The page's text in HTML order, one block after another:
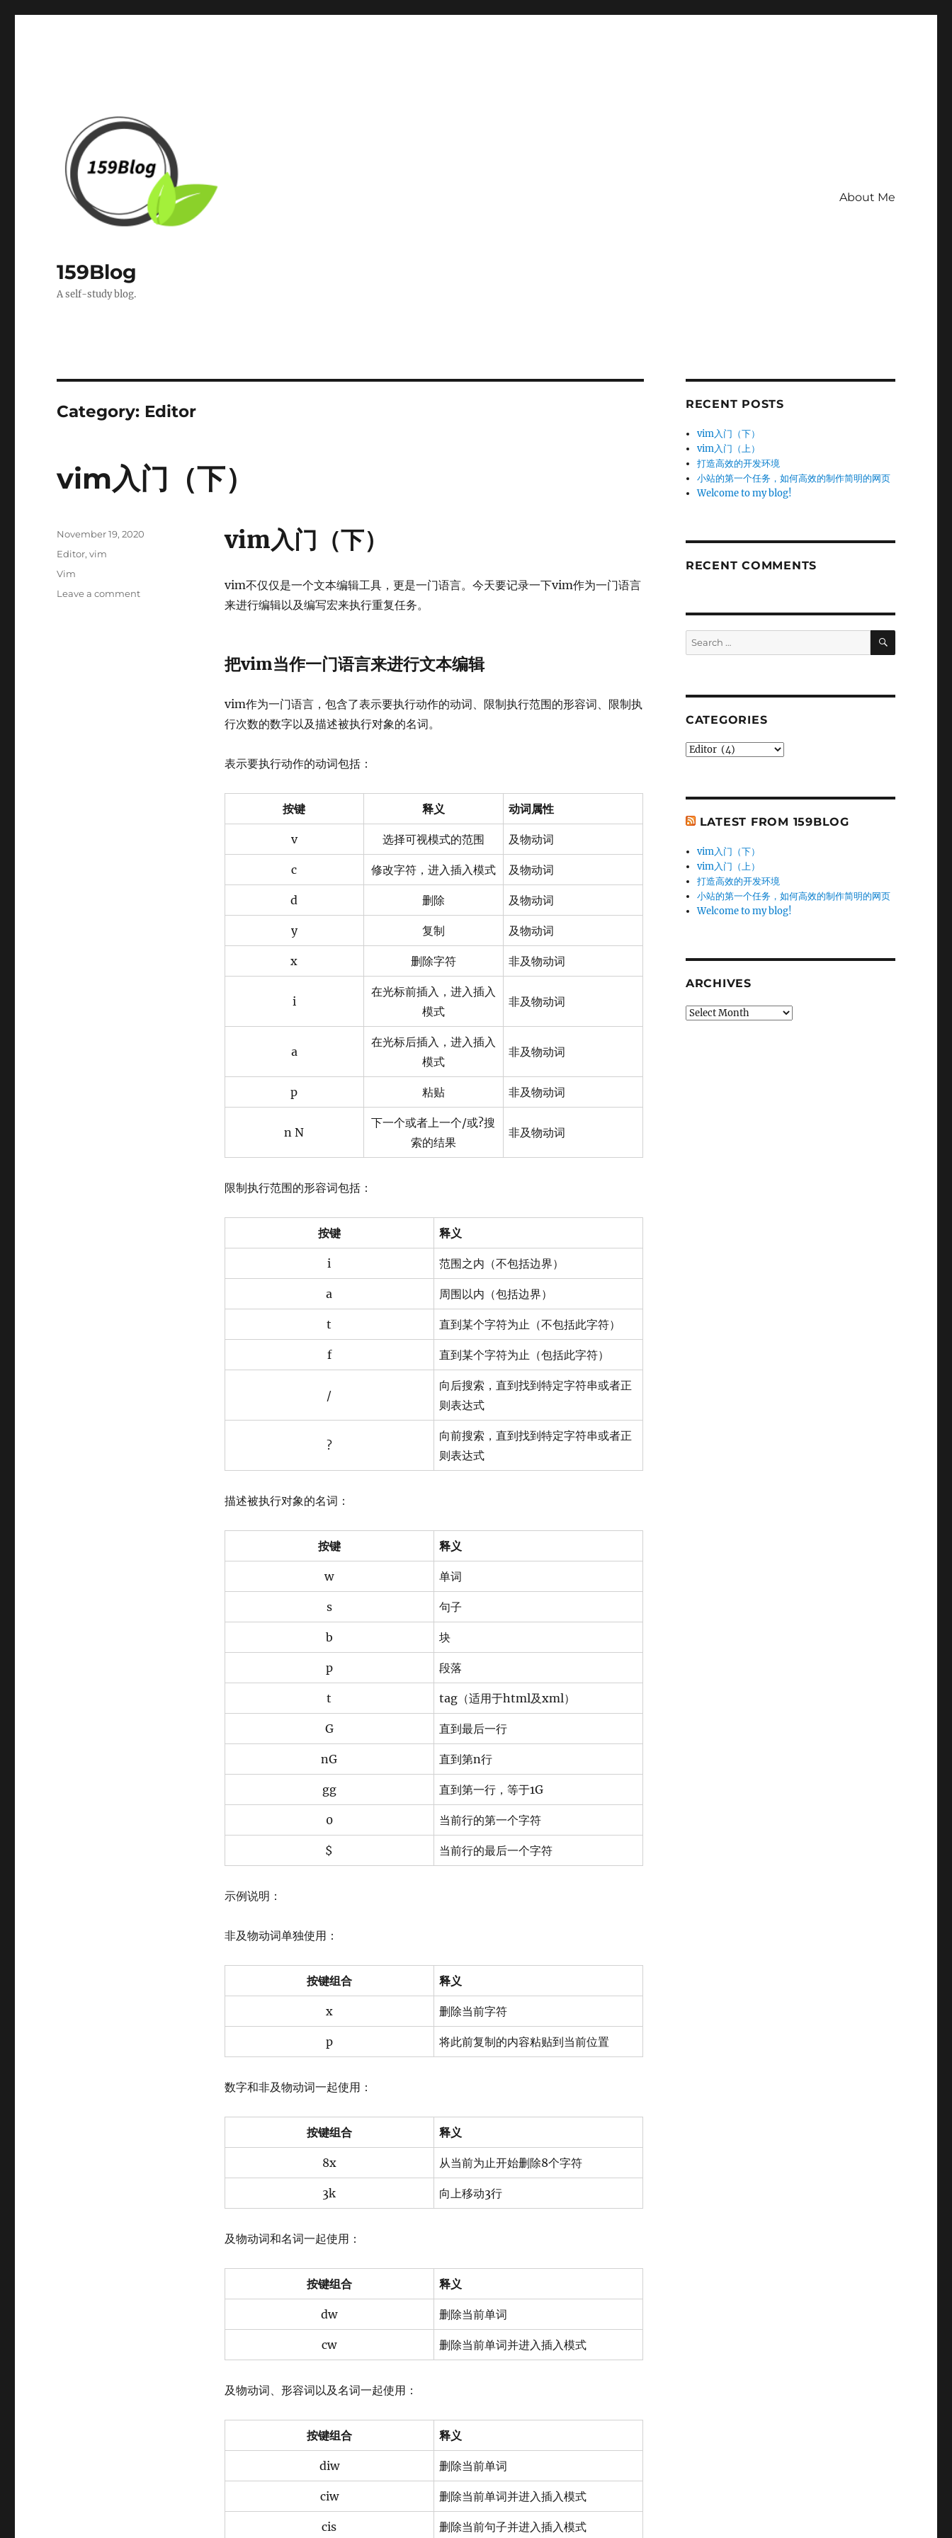
159Blog
A self-study blog.
About Me
Category: Editor
vim入门（下）
vim入门（下）
vim不仅仅是一个文本编辑工具，更是一门语言。今天要记录一下vim作为一门语言
来进行编辑以及编写宏来执行重复任务。
把vim当作一门语言来进行文本编辑
vim作为一门语言，包含了表示要执行动作的动词、限制执行范围的形容词、限制执
行次数的数字以及描述被执行对象的名词。
表示要执行动作的动词包括：
按键 释义 动词属性
v 选择可视模式的范围 及物动词
c 修改字符，进入插入模式 及物动词
d 删除 及物动词
y 复制 及物动词
x 删除字符 非及物动词
i
在光标前插入，进入插入
模式
非及物动词
a
在光标后插入，进入插入
模式
非及物动词
p 粘贴 非及物动词
n N
下一个或者上一个/或?搜
索的结果
非及物动词
限制执行范围的形容词包括：
按键 释义
i 范围之内（不包括边界）
a 周围以内（包括边界）
t 直到某个字符为止（不包括此字符）
f 直到某个字符为止（包括此字符）
/
向后搜索，直到找到特定字符串或者正
则表达式
?
向前搜索，直到找到特定字符串或者正
则表达式
描述被执行对象的名词：
按键 释义
w 单词
s 句子
b 块
p 段落
t tag（适用于html及xml）
G 直到最后一行
nG 直到第n行
gg 直到第一行，等于1G
0 当前行的第一个字符
$ 当前行的最后一个字符
示例说明：
非及物动词单独使用：
按键组合 释义
x 删除当前字符
p 将此前复制的内容粘贴到当前位置
数字和非及物动词一起使用：
按键组合 释义
8x 从当前为止开始删除8个字符
3k 向上移动3行
及物动词和名词一起使用：
按键组合 释义
dw 删除当前单词
cw 删除当前单词并进入插入模式
及物动词、形容词以及名词一起使用：
按键组合 释义
diw 删除当前单词
ciw 删除当前单词并进入插入模式
cis 删除当前句子并进入插入模式
Posted
on
November 19, 2020
Categories
Editor,vim
Tags
Vim
Leave a commenton
RECENT POSTS
vim入门（下）
vim入门（上）
打造高效的开发环境
小站的第一个任务，如何高效的制作简明的网页
Welcome to my blog!
RECENT COMMENTS
Search
for:
SEARCH
CATEGORIES
Categories
LATEST FROM 159BLOG
vim入门（下）
vim入门（上）
打造高效的开发环境
小站的第一个任务，如何高效的制作简明的网页
Welcome to my blog!
ARCHIVES
Archives